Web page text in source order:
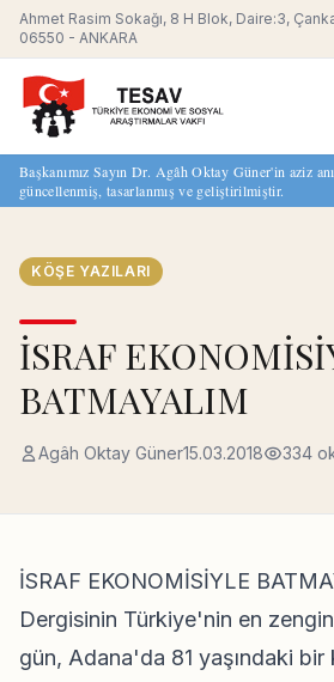
Ahmet Rasim Sokağı, 8 H Blok, Daire:3,
06550 - ANKARA
Başkanımız Sayın Dr. Agâh Oktay Güner'in aziz
güncellenmiş, tasarlanmış ve geliştirilmiştir.
KÖŞE YAZILARI
İSRAF
BATMAYALIM
Agâh Oktay Güner15.03.2018 334
İSRAF EKONOMİSİYLE
Dergisinin Türkiye'nin en
gün, Adana'da 81 yaşındaki bir